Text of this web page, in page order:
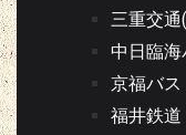
三重交通
中日臨海
京福バス
福井鉄道